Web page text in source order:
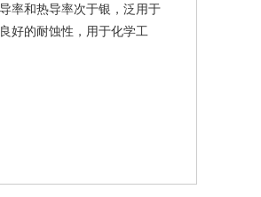
率和热导率次于银，泛用于
好的耐蚀性，用于化学工